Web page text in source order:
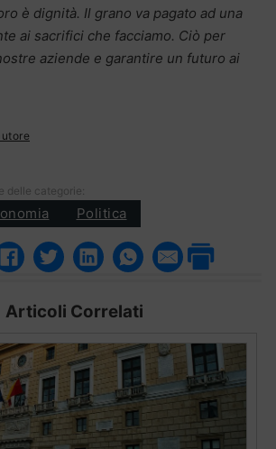
è dignità. Il grano va pagato ad una
ai sacrifici che facciamo. Ciò per
aziende e garantire un futuro ai
delle categorie:
Politica
Articoli Correlati